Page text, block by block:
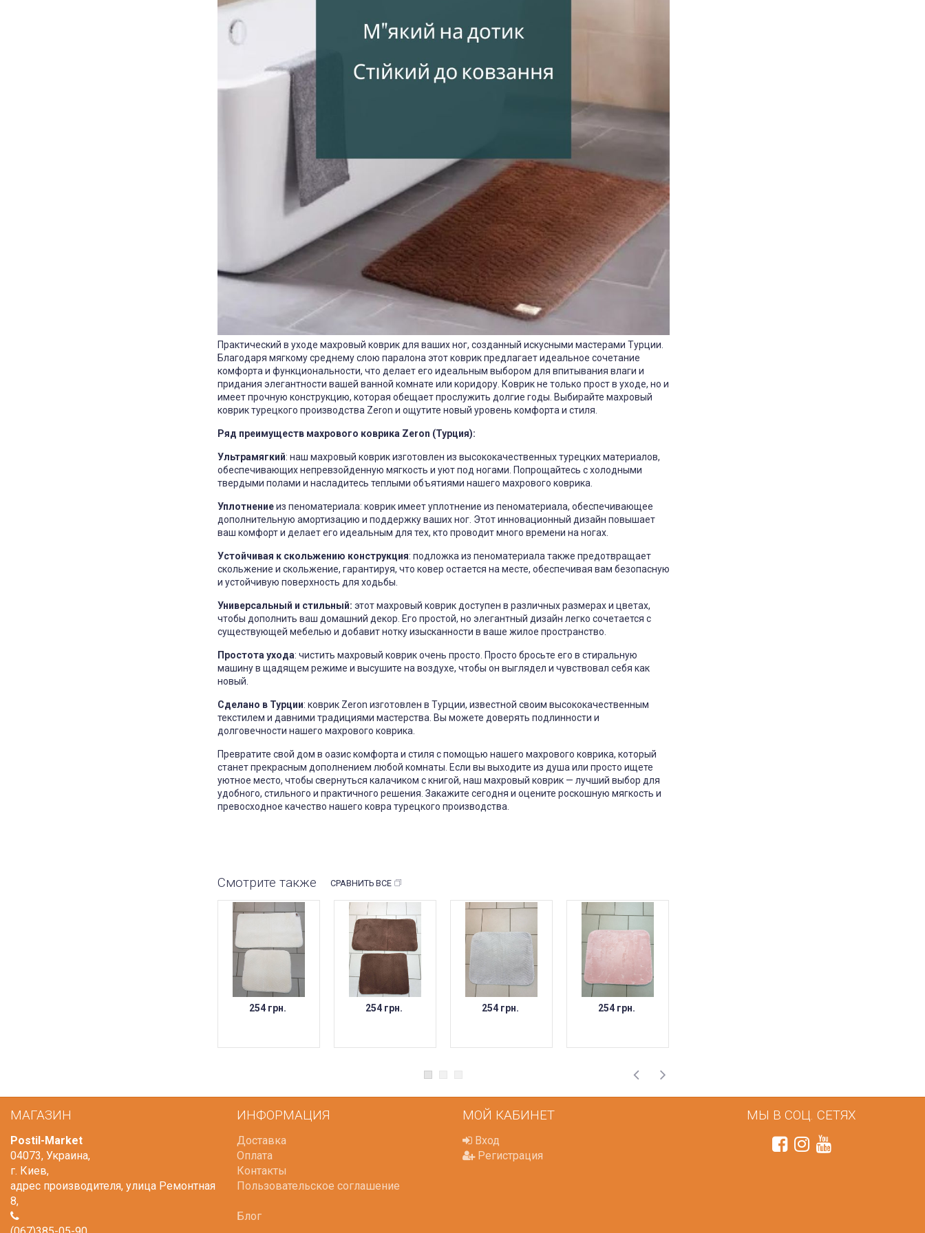
Практический в уходе махровый коврик для ваших ног, созданный искусными мастерами Турции.
Благодаря мягкому среднему слою паралона этот коврик предлагает идеальное сочетание
комфорта и функциональности, что делает его идеальным выбором для впитывания влаги и
придания элегантности вашей ванной комнате или коридору. Коврик не только прост в уходе, но и
имеет прочную конструкцию, которая обещает прослужить долгие годы. Выбирайте махровый
коврик турецкого производства Zeron и ощутите новый уровень комфорта и стиля.
Ряд преимуществ махрового коврика Zeron (Турция):
Ультрамягкий: наш махровый коврик изготовлен из высококачественных турецких материалов,
обеспечивающих непревзойденную мягкость и уют под ногами. Попрощайтесь с холодными
твердыми полами и насладитесь теплыми объятиями нашего махрового коврика.
Уплотнениеиз пеноматериала: коврик имеет уплотнение из пеноматериала, обеспечивающее
дополнительную амортизацию и поддержку ваших ног. Этот инновационный дизайн повышает
ваш комфорт и делает его идеальным для тех, кто проводит много времени на ногах.
Устойчивая к скольжению конструкция: подложка из пеноматериала также предотвращает
скольжение и скольжение, гарантируя, что ковер остается на месте, обеспечивая вам безопасную
и устойчивую поверхность для ходьбы.
Универсальный и стильный: этот махровый коврик доступен в различных размерах и цветах,
чтобы дополнить ваш домашний декор. Его простой, но элегантный дизайн легко сочетается с
существующей мебелью и добавит нотку изысканности в ваше жилое пространство.
Простота ухода: чистить махровый коврик очень просто. Просто бросьте его в стиральную
машину в щадящем режиме и высушите на воздухе, чтобы он выглядел и чувствовал себя как
новый.
Сделано в Турции: коврик Zeron изготовлен в Турции, известной своим высококачественным
текстилем и давними традициями мастерства. Вы можете доверять подлинности и
долговечности нашего махрового коврика.
Превратите свой дом в оазис комфорта и стиля с помощью нашего махрового коврика, который
станет прекрасным дополнением любой комнаты. Если вы выходите из душа или просто ищете
уютное место, чтобы свернуться калачиком с книгой, наш махровый коврик — лучший выбор для
удобного, стильного и практичного решения. Закажите сегодня и оцените роскошную мягкость и
превосходное качество нашего ковра турецкого производства.
Смотрите также СРАВНИТЬ ВСЕ
254 грн. 254 грн. 254 грн. 254 грн.
МАГАЗИН
Postil-Market
04073, Украина,
г. Киев,
адрес производителя, улица Ремонтная
8,
ИНФОРМАЦИЯ
Доставка
Оплата
Контакты
Пользовательское соглашение
Блог
МОЙ КАБИНЕТ
Вход
Регистрация
МЫ В СОЦ. СЕТЯХ